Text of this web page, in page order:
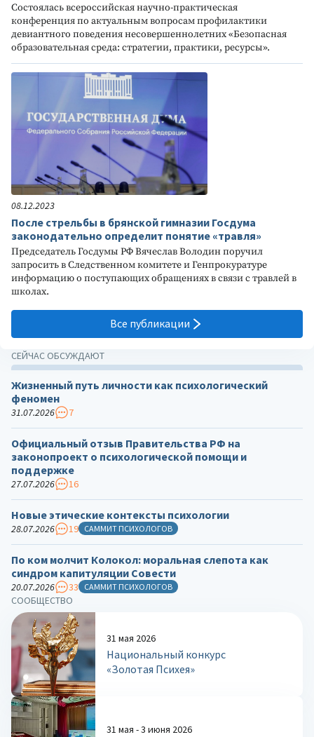
Состоялась всероссийская научно-практическая
конференция по актуальным вопросам профилактики
девиантного поведения несовершеннолетних «Безопасная
образовательная среда: стратегии, практики, ресурсы».
08.12.2023
После стрельбы в брянской гимназии Госдума
законодательно определит понятие «травля»
Председатель Госдумы РФ Вячеслав Володин поручил
запросить в Следственном комитете и Генпрокуратуре
информацию о поступающих обращениях в связи с травлей в
школах.
Все публикации
СООБЩЕСТВО
31 мая 2026
Национальный конкурс
«Золотая Психея»
31 мая - 3 июня 2026
СЕЙЧАС ОБСУЖДАЮТ
Жизненный путь личности как психологический
феномен
31.07.2026 7
Официальный отзыв Правительства РФ на
законопроект о психологической помощи и
поддержке
27.07.2026 16
Новые этические контексты психологии
28.07.2026 19 САММИТ ПСИХОЛОГОВ
По ком молчит Колокол: моральная слепота как
синдром капитуляции Совести
20.07.2026 33 САММИТ ПСИХОЛОГОВ